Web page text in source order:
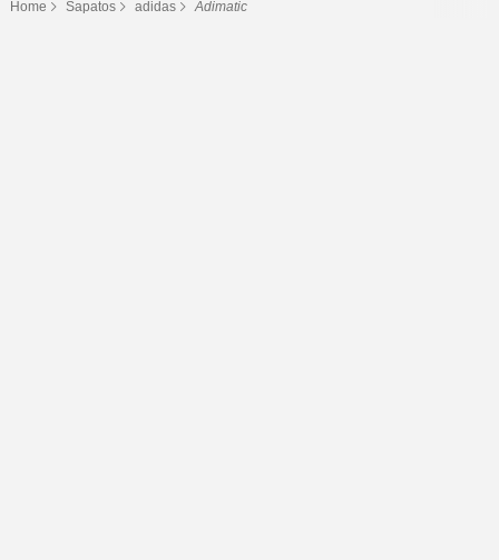
Home Sapatos adidas Adimatic